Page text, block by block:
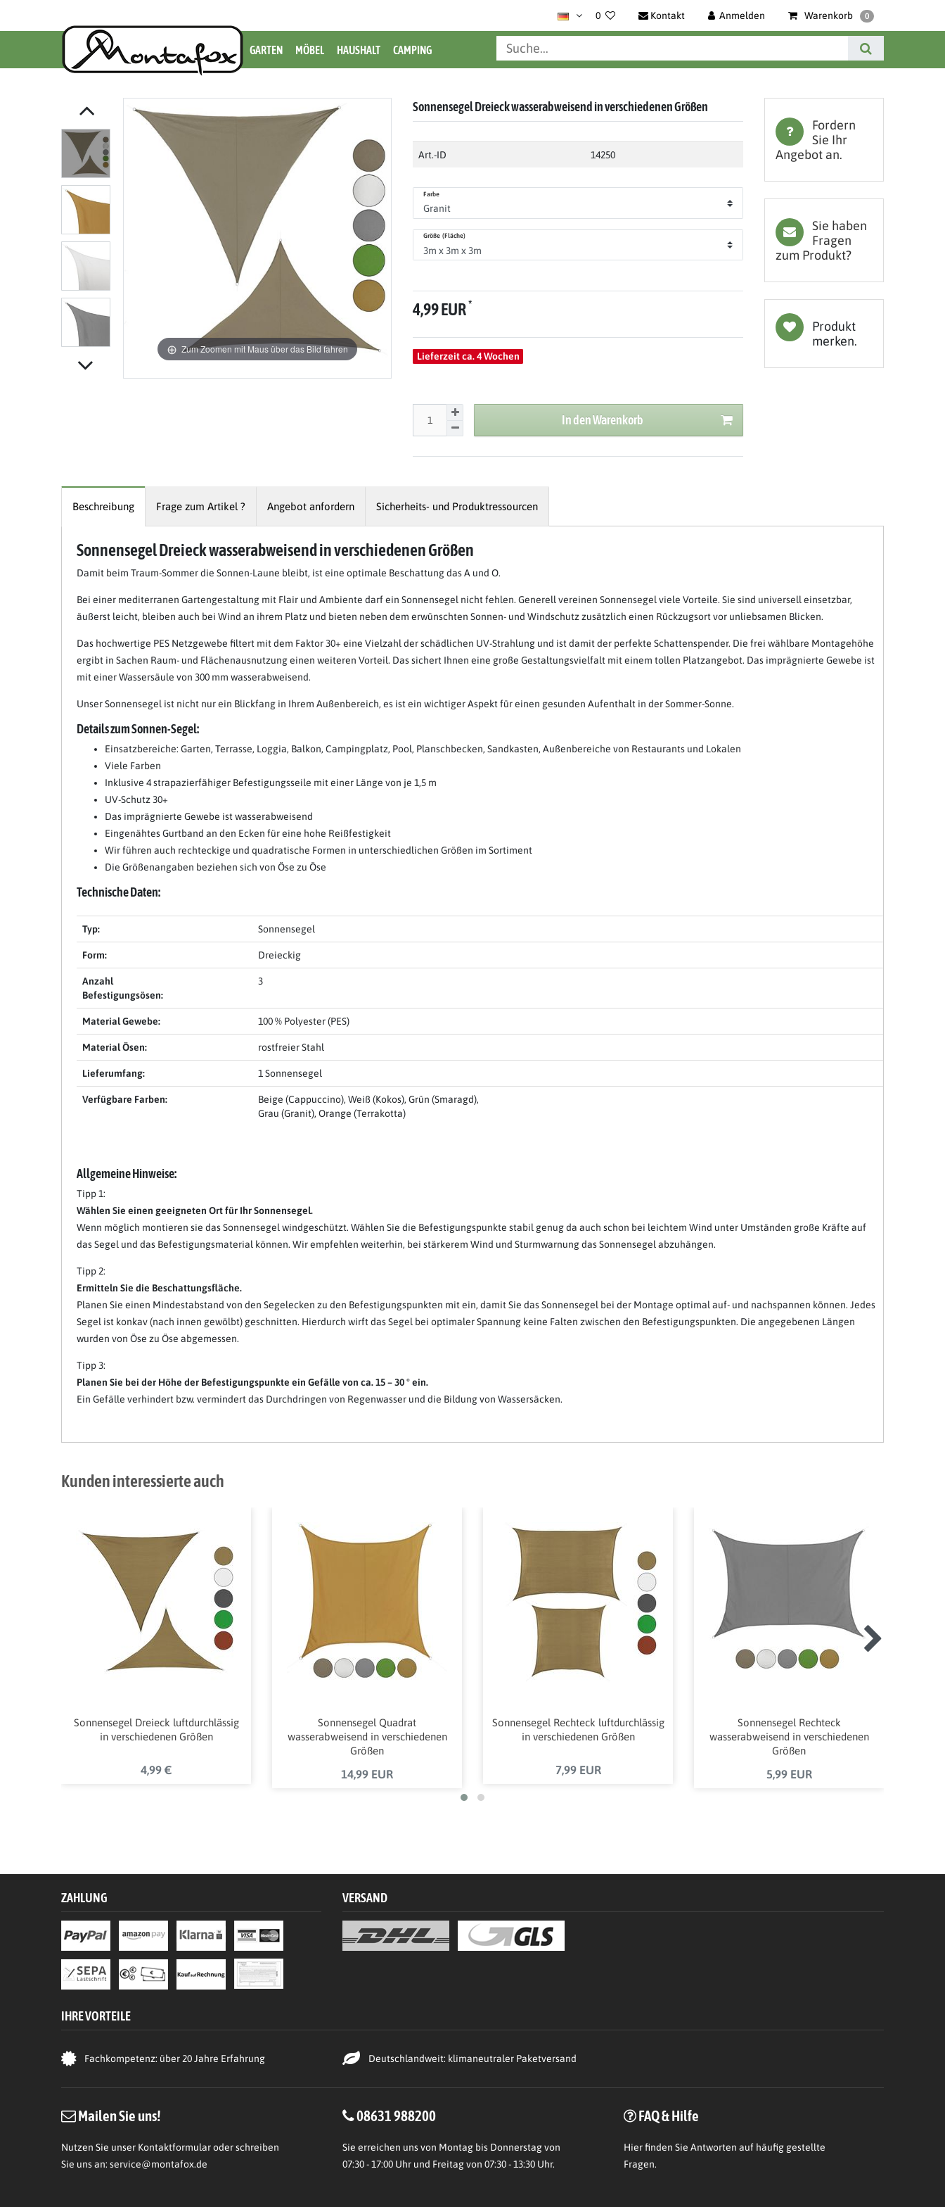
0 Kontakt Anmelden Warenkorb 0
GARTEN MÖBEL HAUSHALT CAMPING
Item 1 of 15
Zum Zoomen mit Maus über das Bild fahren
Sonnensegel Dreieck wasserabweisend in verschiedenen Größen
Art.-ID 14250
Farbe
Größe (Fläche)
4,99 EUR*
Lieferzeit ca. 4 Wochen
In den Warenkorb
Fordern
Sie Ihr
Angebot an.
Sie haben
Fragen
zum Produkt?
Produkt
merken.
Beschreibung Frage zum Artikel ? Angebot anfordern Sicherheits- und Produktressourcen
Sonnensegel Dreieck wasserabweisend in verschiedenen Größen
Damit beim Traum-Sommer die Sonnen-Laune bleibt, ist eine optimale Beschattung das A und O.
Bei einer mediterranen Gartengestaltung mit Flair und Ambiente darf ein Sonnensegel nicht fehlen. Generell vereinen Sonnensegel viele Vorteile. Sie sind universell einsetzbar,
äußerst leicht, bleiben auch bei Wind an ihrem Platz und bieten neben dem erwünschten Sonnen- und Windschutz zusätzlich einen Rückzugsort vor unliebsamen Blicken.
Das hochwertige PES Netzgewebe filtert mit dem Faktor 30+ eine Vielzahl der schädlichen UV-Strahlung und ist damit der perfekte Schattenspender. Die frei wählbare Montagehöhe
ergibt in Sachen Raum- und Flächenausnutzung einen weiteren Vorteil. Das sichert Ihnen eine große Gestaltungsvielfalt mit einem tollen Platzangebot. Das imprägnierte Gewebe ist
mit einer Wassersäule von 300 mm wasserabweisend.
Unser Sonnensegel ist nicht nur ein Blickfang in Ihrem Außenbereich, es ist ein wichtiger Aspekt für einen gesunden Aufenthalt in der Sommer-Sonne.
Details zum Sonnen-Segel:
Einsatzbereiche: Garten, Terrasse, Loggia, Balkon, Campingplatz, Pool, Planschbecken, Sandkasten, Außenbereiche von Restaurants und Lokalen
Viele Farben
Inklusive 4 strapazierfähiger Befestigungsseile mit einer Länge von je 1,5 m
UV-Schutz 30+
Das imprägnierte Gewebe ist wasserabweisend
Eingenähtes Gurtband an den Ecken für eine hohe Reißfestigkeit
Wir führen auch rechteckige und quadratische Formen in unterschiedlichen Größen im Sortiment
Die Größenangaben beziehen sich von Öse zu Öse
Technische Daten:
Typ: Sonnensegel
Form: Dreieckig
Anzahl
Befestigungsösen:
3
Material Gewebe: 100 % Polyester (PES)
Material Ösen: rostfreier Stahl
Lieferumfang: 1 Sonnensegel
Verfügbare Farben:
Beige (Cappuccino), Weiß (Kokos), Grün (Smaragd),
Grau (Granit), Orange (Terrakotta)
Allgemeine Hinweise:
Tipp 1:
Wählen Sie einen geeigneten Ort für Ihr Sonnensegel.
Wenn möglich montieren sie das Sonnensegel windgeschützt. Wählen Sie die Befestigungspunkte stabil genug da auch schon bei leichtem Wind unter Umständen große Kräfte auf
das Segel und das Befestigungsmaterial können. Wir empfehlen weiterhin, bei stärkerem Wind und Sturmwarnung das Sonnensegel abzuhängen.
Tipp 2:
Ermitteln Sie die Beschattungsfläche.
Planen Sie einen Mindestabstand von den Segelecken zu den Befestigungspunkten mit ein, damit Sie das Sonnensegel bei der Montage optimal auf- und nachspannen können. Jedes
Segel ist konkav (nach innen gewölbt) geschnitten. Hierdurch wirft das Segel bei optimaler Spannung keine Falten zwischen den Befestigungspunkten. Die angegebenen Längen
wurden von Öse zu Öse abgemessen.
Tipp 3:
Planen Sie bei der Höhe der Befestigungspunkte ein Gefälle von ca. 15 – 30 ° ein.
Ein Gefälle verhindert bzw. vermindert das Durchdringen von Regenwasser und die Bildung von Wassersäcken.
Kunden interessierte auch
Sonnensegel Dreieck luftdurchlässig
in verschiedenen Größen
4,99 €
Sonnensegel Quadrat
wasserabweisend in verschiedenen
Größen
14,99 EUR
Sonnensegel Rechteck luftdurchlässig
in verschiedenen Größen
7,99 EUR
Sonnensegel Rechteck
wasserabweisend in verschiedenen
Größen
5,99 EUR
ZAHLUNG VERSAND
IHRE VORTEILE
Fachkompetenz: über 20 Jahre Erfahrung Deutschlandweit: klimaneutraler Paketversand
Mailen Sie uns!
Nutzen Sie unser Kontaktformular oder schreiben
Sie uns an: service@montafox.de
08631 988200
Sie erreichen uns von Montag bis Donnerstag von
07:30 - 17:00 Uhr und Freitag von 07:30 - 13:30 Uhr.
FAQ & Hilfe
Hierfinden Sie Antworten auf häufig gestellte
Fragen.